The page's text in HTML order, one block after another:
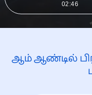
02:46
ஆம் ஆண்டில்